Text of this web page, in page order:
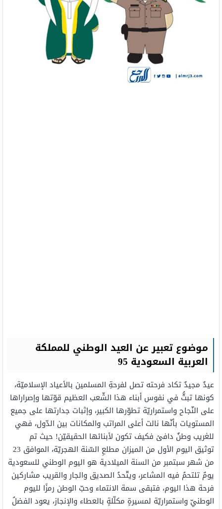
موضوع تعبير عن العيد الوطني للمملكة
العربية السعودية 95
عيدٌ مجيدٌ تكاد فرحته تصل لفرحةِ المسلمين بالأعياد الإسلاميّة،
كونها تبثُّ في نفوس أبناء هذا الشّعب العظيم قوّتها وإصراراها
على النّجاح واستمراريّة تطوّرها الكبير، وإثبات جدارتها على جميع
المستويات بأنّها نالت أعلى المراتب والمكانات بين الدّول، فهي
للغريب وطنٌ دافئ فكيف تكون لأبنائها الحقيقيّن! حيث تم
توثيق اليوم الأول من الميزان مطلعِ السّنة الهجريّة، الموافق 23
من شهر سبتمبر من السنة الميلادية هو اليوم الوطني للسعودية
يومٌ تلتحمُ فيه المشاعر، ويتّحدُ الصديق والجار والقريب مشاركين
فرحة هذا اليوم، فتبقى سمة الانتماء وحبّ الوطن رمزًا لليوم
الوطنيّ واستمراريّة لمسيرةٍ مكلّلةٍ بالعطاء والإنجاز، يعود الفضلُ